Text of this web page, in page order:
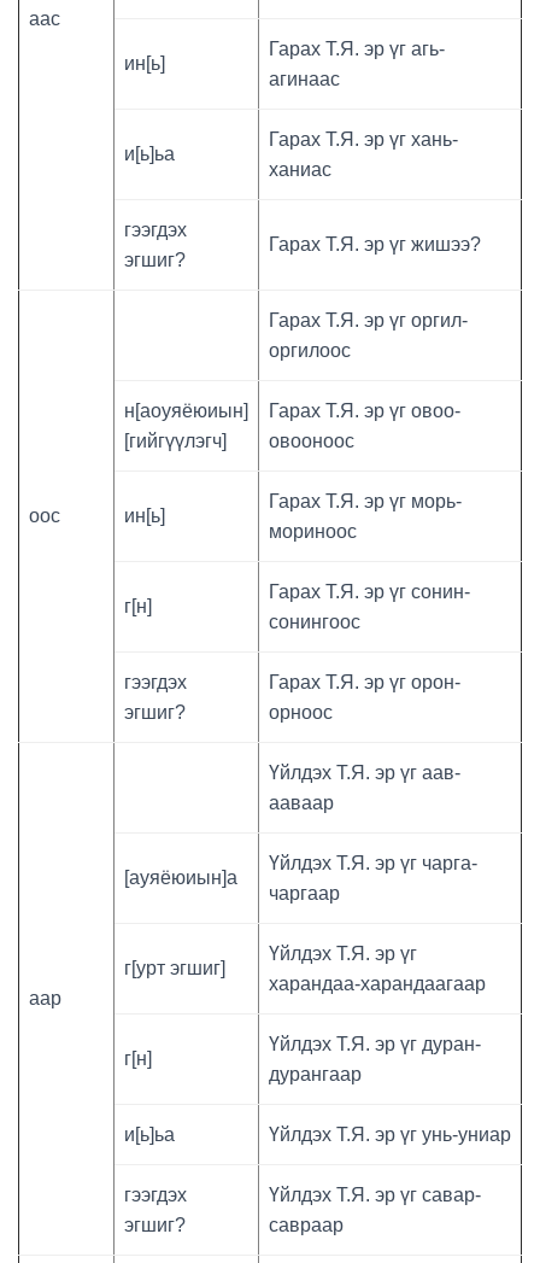
аас
ин[ь]
Гарах Т.Я. эр үг агь-
агинаас
и[ь]ьа
Гарах Т.Я. эр үг хань-
ханиас
гээгдэх
эгшиг?
Гарах Т.Я. эр үг жишээ?
оос
Гарах Т.Я. эр үг оргил-
оргилоос
н[аоуяёюиын]
[гийгүүлэгч]
Гарах Т.Я. эр үг овоо-
овооноос
ин[ь]
Гарах Т.Я. эр үг морь-
мориноос
г[н]
Гарах Т.Я. эр үг сонин-
сонингоос
гээгдэх
эгшиг?
Гарах Т.Я. эр үг орон-
орноос
аар
Үйлдэх Т.Я. эр үг аав-
ааваар
[ауяёюиын]а
Үйлдэх Т.Я. эр үг чарга-
чаргаар
г[урт эгшиг]
Үйлдэх Т.Я. эр үг
харандаа-харандаагаар
г[н]
Үйлдэх Т.Я. эр үг дуран-
дурангаар
и[ь]ьа Үйлдэх Т.Я. эр үг унь-униар
гээгдэх
эгшиг?
Үйлдэх Т.Я. эр үг савар-
савраар